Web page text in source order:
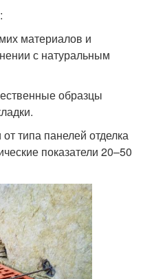
материалов и
с натуральным
образцы
типа панелей отделка
показатели 20–50